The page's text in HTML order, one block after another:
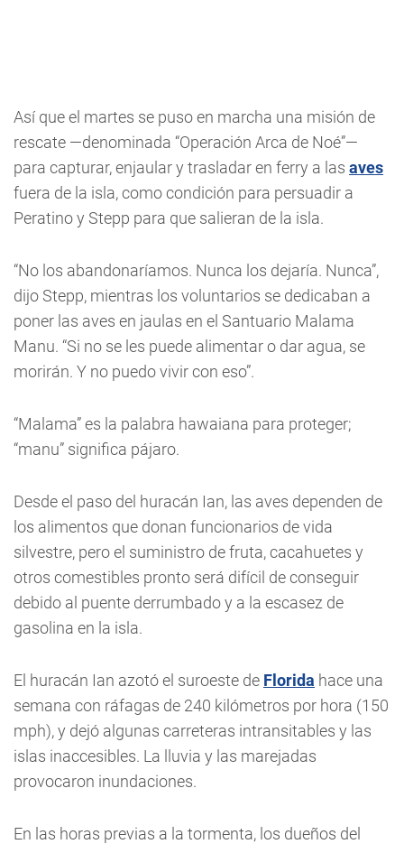
Así que el martes se puso en marcha una misión de
rescate —denominada “Operación Arca de Noé”—
para capturar, enjaular y trasladar en ferry a las aves
fuera de la isla, como condición para persuadir a
Peratino y Stepp para que salieran de la isla.
“No los abandonaríamos. Nunca los dejaría. Nunca”,
dijo Stepp, mientras los voluntarios se dedicaban a
poner las aves en jaulas en el Santuario Malama
Manu. “Si no se les puede alimentar o dar agua, se
morirán. Y no puedo vivir con eso”.
“Malama” es la palabra hawaiana para proteger;
“manu” significa pájaro.
Desde el paso del huracán Ian, las aves dependen de
los alimentos que donan funcionarios de vida
silvestre, pero el suministro de fruta, cacahuetes y
otros comestibles pronto será difícil de conseguir
debido al puente derrumbado y a la escasez de
gasolina en la isla.
El huracán Ian azotó el suroeste de Florida hace una
semana con ráfagas de 240 kilómetros por hora (150
mph), y dejó algunas carreteras intransitables y las
islas inaccesibles. La lluvia y las marejadas
provocaron inundaciones.
En las horas previas a la tormenta, los dueños del